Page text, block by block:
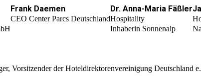
Frank Daemen
CEO Center Parcs Deutschland
Dr. Anna-Maria Fäßler
Hospitality
Inhaberin Sonnenalp
Vorsitzender der Hoteldirektorenvereinigung Deutschland